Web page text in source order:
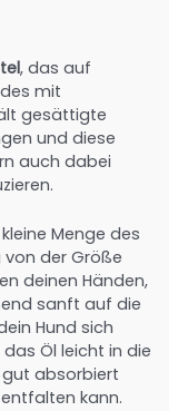
, das auf
mit
gesättigte
und diese
auch dabei
Menge des
der Größe
deinen Händen,
sanft auf die
Hund sich
Öl leicht in die
gut absorbiert
kann.